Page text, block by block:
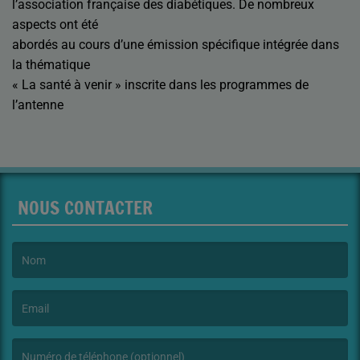
l’association française des diabétiques. De nombreux
aspects ont été
abordés au cours d’une émission spécifique intégrée dans
la thématique
« La santé à venir » inscrite dans les programmes de
l’antenne
NOUS CONTACTER